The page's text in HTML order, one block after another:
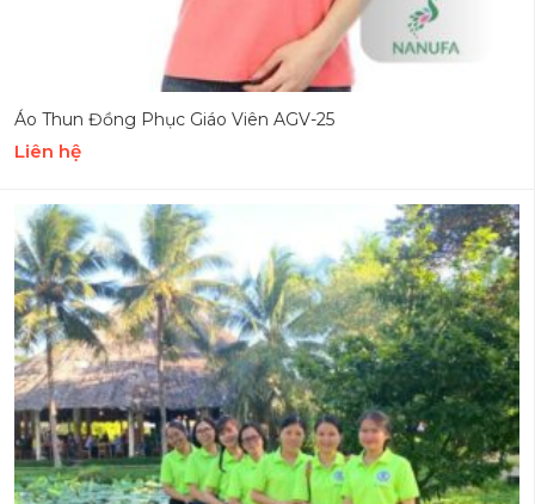
Áo Thun Đồng Phục Giáo Viên AGV-25
Liên hệ